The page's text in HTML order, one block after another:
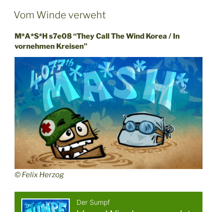
Vom Winde verweht
M*A*S*H s7e08 “They Call The Wind Korea / In
vornehmen Kreisen”
© Felix Herzog